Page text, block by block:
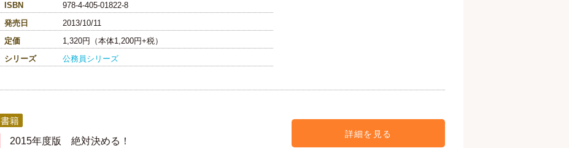
ISBN
978-4-405-01822-8
発売日
2013/10/11
定価
1,320円（本体1,200円+税）
シリーズ
公務員シリーズ
書籍
2015年度版 絶対決める！
詳細を見る